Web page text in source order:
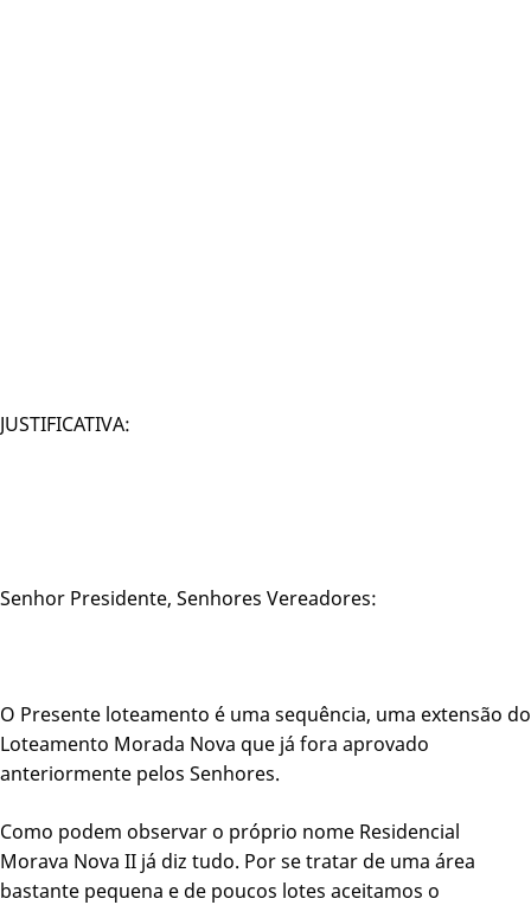
JUSTIFICATIVA:
Senhor Presidente, Senhores Vereadores:
O Presente loteamento é uma sequência, uma extensão do
Loteamento Morada Nova que já fora aprovado
anteriormente pelos Senhores.
Como podem observar o próprio nome Residencial
Morava Nova II já diz tudo. Por se tratar de uma área
bastante pequena e de poucos lotes aceitamos o